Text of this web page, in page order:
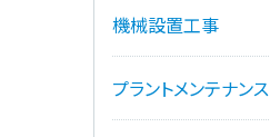
機械設置工事
プラントメンテナンス